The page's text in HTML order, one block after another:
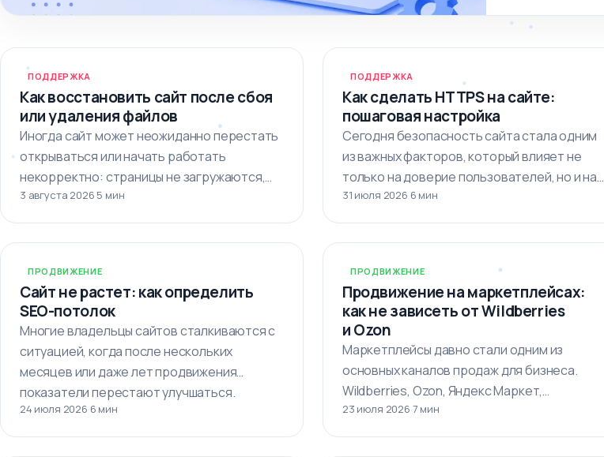
ПОДДЕРЖКА
Как восстановить сайт после сбоя
или удаления файлов
Иногда сайт может неожиданно перестать
открываться или начать работать
некорректно: страницы не загружаются,
появляются ошибки, пропадают
3 августа 2026·5 мин
ПОДДЕРЖКА
Как сделать HTTPS на сайте:
пошаговая настройка
Сегодня безопасность сайта стала одним
из важных факторов, который влияет не
только на доверие пользователей, но и на…
31 июля 2026·6 мин
ПРОДВИЖЕНИЕ
Сайт не растет: как определить
SEO-потолок
Многие владельцы сайтов сталкиваются с
ситуацией, когда после нескольких
месяцев или даже лет продвижения
показатели перестают улучшаться.
Кажется,…
24 июля 2026·6 мин
ПРОДВИЖЕНИЕ
Продвижение на маркетплейсах:
как не зависеть от Wildberries
и Ozon
Маркетплейсы давно стали одним из
основных каналов продаж для бизнеса.
Wildberries, Ozon, Яндекс Маркет,
Мегамаркет и другие площадки…
23 июля 2026·7 мин